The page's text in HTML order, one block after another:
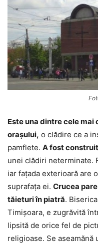
Este una dintre cele
orașului, o clădire ce a
pamflete. A fost
unei clădiri neterminate.
iar fațada exterioară are
suprafața ei. Crucea
tăieturi în piatră.
Timișoara, e zugrăvită
lipsită de orice fel de
religioase. Se